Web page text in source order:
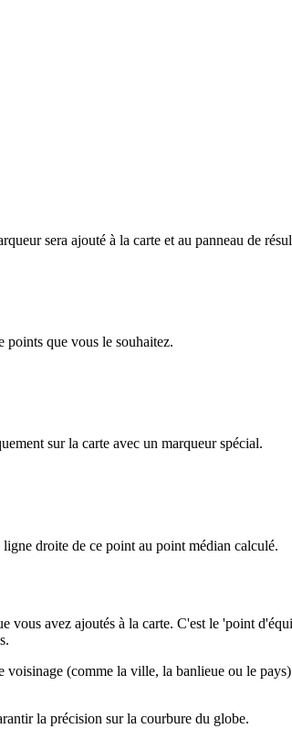
sera ajouté à la carte et au panneau de
que vous le souhaitez.
sur la carte avec un marqueur spécial.
droite de ce point au point médian calculé.
avez ajoutés à la carte. C'est le 'point
(comme la ville, la banlieue ou le
la précision sur la courbure du globe.